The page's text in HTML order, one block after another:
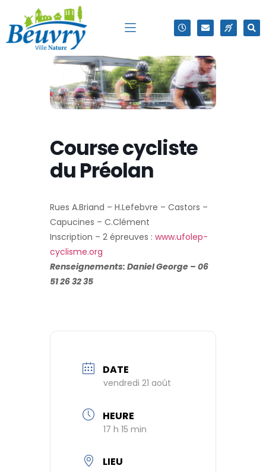
Course cycliste
du Préolan
Rues A.Briand – H.Lefebvre – Castors –
Capucines – C.Clément
Inscription – 2 épreuves : www.ufolep-
cyclisme.org
Renseignements: Daniel George – 06
51 26 32 35
DATE
vendredi 21 août
HEURE
17 h 15 min
LIEU